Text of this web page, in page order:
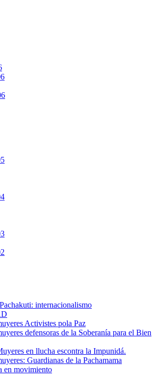
internacionalismo
Activistes pola Paz
defensoras de la Soberanía para el Bien
en llucha escontra la Impunidá.
Guardianas de la Pachamama
en movimiento